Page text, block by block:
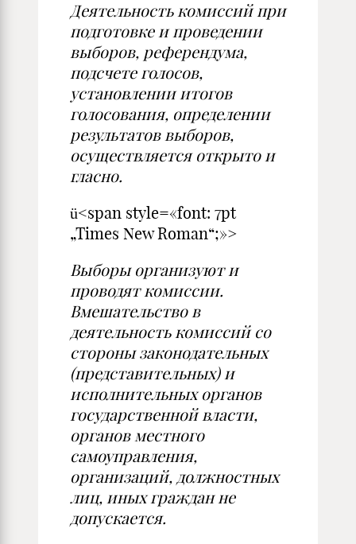
Деятельность комиссий при
подготовке и проведении
выборов, референдума,
подсчете голосов,
установлении итогов
голосования, определении
результатов выборов,
осуществляется открыто и
гласно.
ü<span style=«font: 7pt
„Times New Roman“;»>
Выборы организуют и
проводят комиссии.
Вмешательство в
деятельность комиссий со
стороны законодательных
(представительных) и
исполнительных органов
государственной власти,
органов местного
самоуправления,
организаций, должностных
лиц, иных граждан не
допускается.